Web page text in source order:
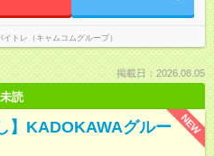
イトレ（キャムコムグループ）
掲載日：2026.08.05
未読
NEW
】KADOKAWAグルー